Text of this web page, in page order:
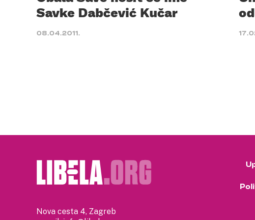
Savke Dabčević Kučar
08.04.2011.
Nova cesta 4, Zagreb